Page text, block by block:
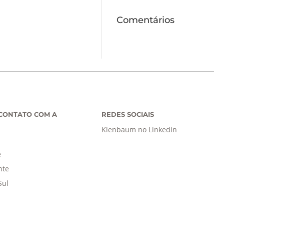
Comentários
COM A
REDES SOCIAIS
Kienbaum no Linkedin